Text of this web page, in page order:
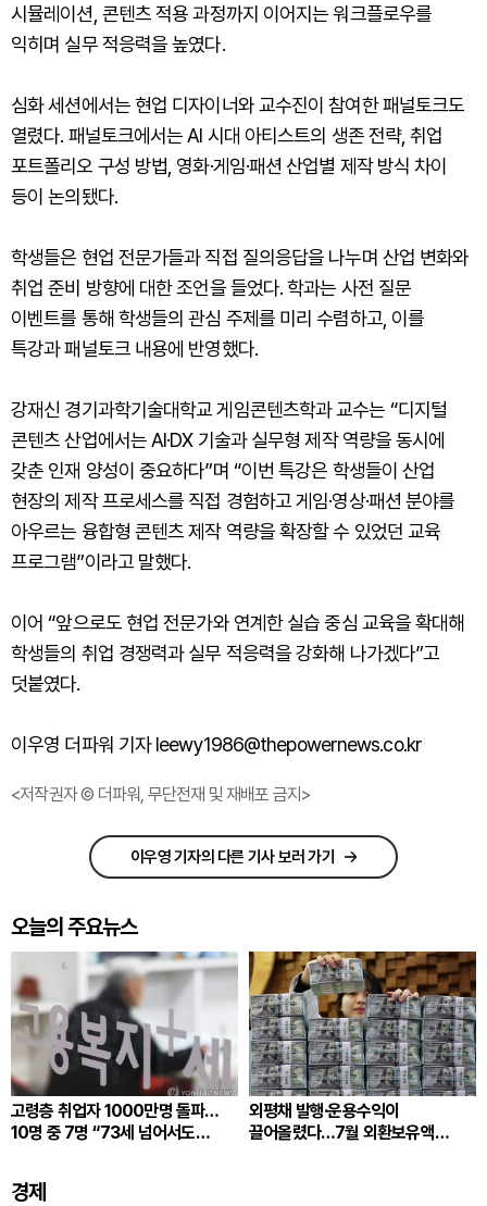
시뮬레이션, 콘텐츠 적용 과정까지 이어지는 워크플로우를
익히며 실무 적응력을 높였다.
심화 세션에서는 현업 디자이너와 교수진이 참여한 패널토크도
열렸다. 패널토크에서는 AI 시대 아티스트의 생존 전략, 취업
포트폴리오 구성 방법, 영화·게임·패션 산업별 제작 방식 차이
등이 논의됐다.
학생들은 현업 전문가들과 직접 질의응답을 나누며 산업 변화와
취업 준비 방향에 대한 조언을 들었다. 학과는 사전 질문
이벤트를 통해 학생들의 관심 주제를 미리 수렴하고, 이를
특강과 패널토크 내용에 반영했다.
강재신 경기과학기술대학교 게임콘텐츠학과 교수는 “디지털
콘텐츠 산업에서는 AI·DX 기술과 실무형 제작 역량을 동시에
갖춘 인재 양성이 중요하다”며 “이번 특강은 학생들이 산업
현장의 제작 프로세스를 직접 경험하고 게임·영상·패션 분야를
아우르는 융합형 콘텐츠 제작 역량을 확장할 수 있었던 교육
프로그램”이라고 말했다.
이어 “앞으로도 현업 전문가와 연계한 실습 중심 교육을 확대해
학생들의 취업 경쟁력과 실무 적응력을 강화해 나가겠다”고
덧붙였다.
이우영 더파워 기자 leewy1986@thepowernews.co.kr
<저작권자 © 더파워, 무단전재 및 재배포 금지>
이우영 기자의 다른 기사 보러 가기
오늘의 주요뉴스
고령층 취업자 1000만명 돌파…
10명 중 7명 “73세 넘어서도
외평채 발행·운용수익이
끌어올렸다…7월 외환보유액
경제